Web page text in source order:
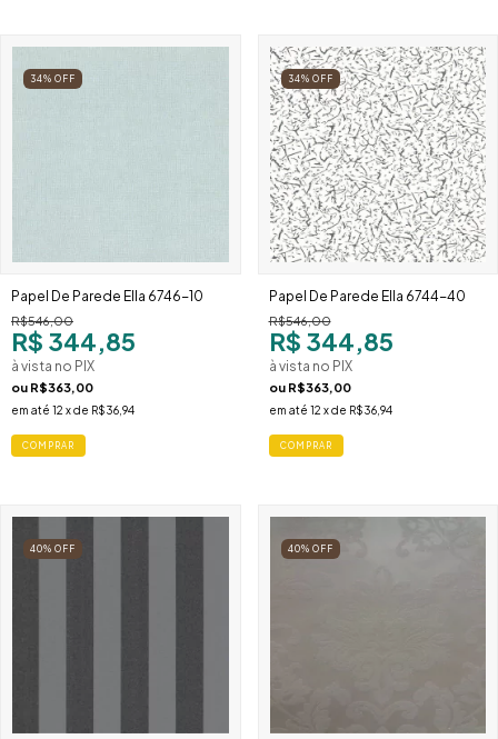
34% OFF
Papel De Parede Ella 6746-10
R$546,00
R$ 344,85
à vista no PIX
ou R$363,00
em até 12 x de R$36,94
34% OFF
Papel De Parede Ella 6744-40
R$546,00
R$ 344,85
à vista no PIX
ou R$363,00
em até 12 x de R$36,94
40% OFF 40% OFF